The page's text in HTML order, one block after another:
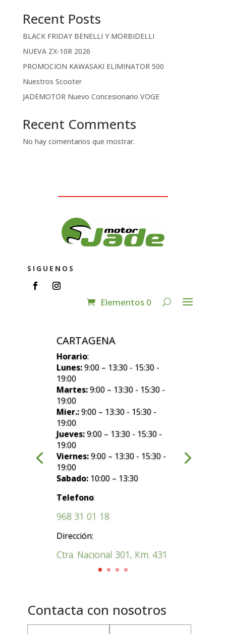
Recent Posts
BLACK FRIDAY BENELLI Y MORBIDELLI
NUEVA ZX-10R 2026
PROMOCION KAWASAKI ELIMINATOR 500
Nuestros Scooter
JADEMOTOR Nuevo Concesionario VOGE
Recent Comments
No hay comentarios que mostrar.
SIGUENOS
Elementos 0
CARTAGENA
Horario:
Lunes:9:00 – 13:30 - 15:30 -
19:00
Martes:9:00 – 13:30 - 15:30 -
19:00
Mier.:9:00 – 13:30 - 15:30 -
19:00
Jueves:9:00 – 13:30 - 15:30 -
19:00
Viernes:9:00 – 13:30 - 15:30 -
19:00
Sabado: 10:00 – 13:30
Telefono:
968 31 01 18
Dirección:
Ctra. Nacional 301, Km. 431
Contacta con nosotros